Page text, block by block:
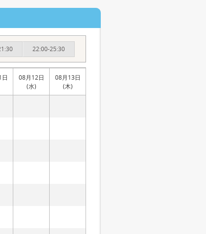
22:00-25:30
08月12日
(水)
08月13日
(木)